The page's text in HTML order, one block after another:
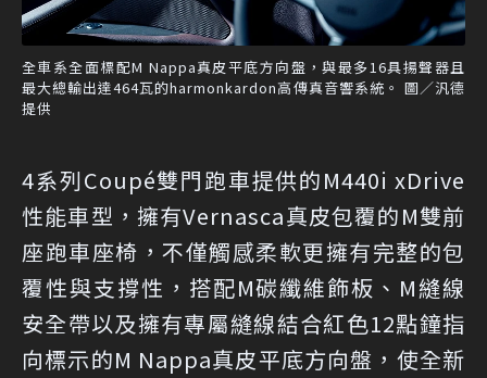
全車系全面標配M Nappa真皮平底方向盤，與最多16具揚聲器且
最大總輸出達464瓦的harmonkardon高傳真音響系統。 圖／汎德
提供
4系列Coupé雙門跑車提供的M440i xDrive
性能車型，擁有Vernasca真皮包覆的M雙前
座跑車座椅，不僅觸感柔軟更擁有完整的包
覆性與支撐性，搭配M碳纖維飾板、M縫線
安全帶以及擁有專屬縫線結合紅色12點鐘指
向標示的M Nappa真皮平底方向盤，使全新